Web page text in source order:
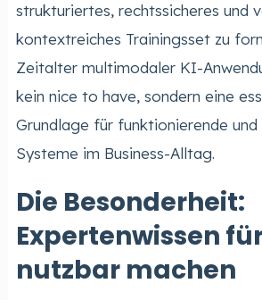
strukturiertes, rechtssicheres und
kontextreiches Trainingsset zu
Zeitalter multimodaler KI-
kein nice to have, sondern eine
Grundlage für funktionierende und
Systeme im Business-Alltag.
Die Besonderheit:
Expertenwissen
nutzbar machen